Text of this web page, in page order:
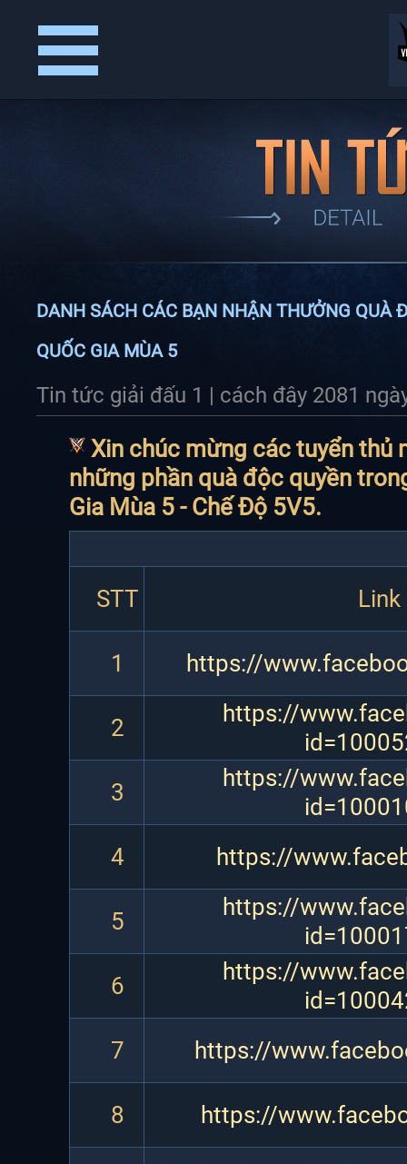
DANH SÁCH CÁC BẠN NHẬN THƯỞNG QUÀ
QUỐC GIA MÙA 5
Tin tức giải đấu 1 | cách đây 2081
Xin chúc mừng các tuyển thủ
những phần quà độc quyền
Gia Mùa 5 - Chế Độ 5V5.
STT
1 https://
2
https://
3
https://
4
https://
5
https://
6
https://
7
https://
8 https://